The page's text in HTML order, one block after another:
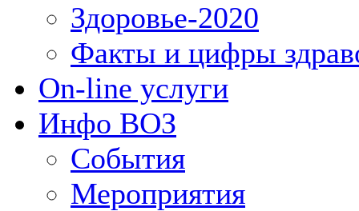
Здоровье-2020
Факты и цифры
On-line услуги
Инфо ВОЗ
События
Мероприятия